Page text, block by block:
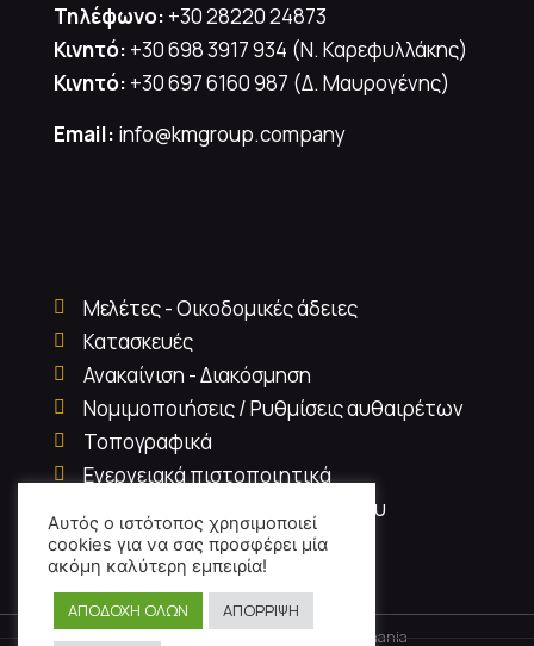
Τηλέφωνο: +30 28220 24873
Κινητό: +30 698 3917 934 (Ν. Καρεφυλλάκης)
Κινητό: +30 697 6160 987 (Δ. Μαυρογένης)
Email: info@kmgroup.company
Μελέτες - Οικοδομικές άδειες
Κατασκευές
Ανακαίνιση - Διακόσμηση
Νομιμοποιήσεις / Ρυθμίσεις αυθαιρέτων
Τοπογραφικά
Ενεργειακά πιστοποιητικά
Ηλεκτρονική ταυτότητα κτιρίου
Κτηματομεσιτικά
2026 Ⓒ KMGroup Civil Engineering Chania
Αυτός ο ιστότοπος χρησιμοποιεί
cookies για να σας προσφέρει μία
ακόμη καλύτερη εμπειρία!
ΑΠΟΔΟΧΗ ΟΛΩΝ ΑΠΟΡΡΙΨΗ